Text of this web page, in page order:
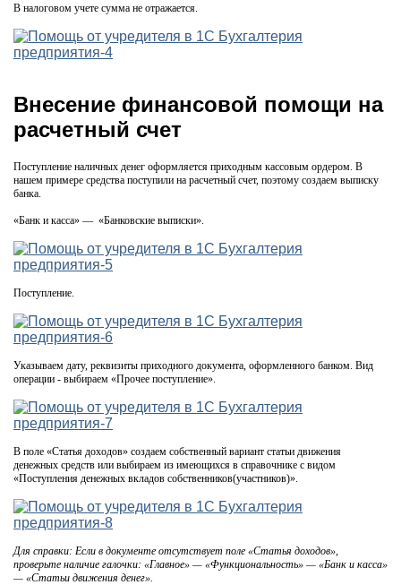
В налоговом учете сумма не отражается.
Внесение финансовой помощи на
расчетный счет
Поступление наличных денег оформляется приходным кассовым ордером. В
нашем примере средства поступили на расчетный счет, поэтому создаем выписку
банка.
«Банк и касса» — «Банковские выписки».
Поступление.
Указываем дату, реквизиты приходного документа, оформленного банком. Вид
операции - выбираем «Прочее поступление».
В поле «Статья доходов» создаем собственный вариант статьи движения
денежных средств или выбираем из имеющихся в справочнике с видом
«Поступления денежных вкладов собственников(участников)».
Для справки: Если в документе отсутствует поле «Статья доходов»,
проверьте наличие галочки: «Главное» — «Функциональность» — «Банк и касса»
— «Статьи движения денег».